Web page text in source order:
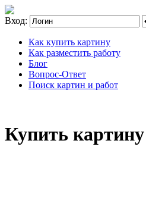
Вход:
Как купить картину
Как разместить работу
Блог
Вопрос-Ответ
Поиск картин и работ
Купить картину